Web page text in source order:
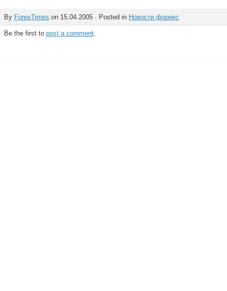
By ForexTimes on 15.04.2005 · Posted in Новости форекс
Be the first to post a comment.